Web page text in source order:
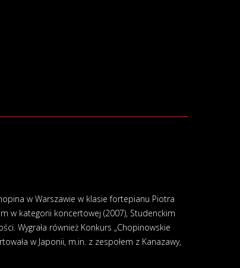
w Warszawie w klasie fortepianu Piotra
w kategorii koncertowej (2007), Studenckim
Wygrała również Konkurs „Chopinowskie
w Japonii, m.in. z zespołem z Kanazawy,